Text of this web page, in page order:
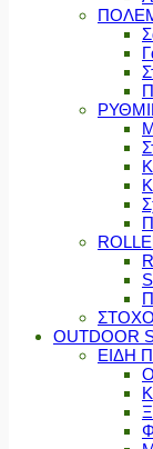
OUTDOOR
ΕΙΔΗ